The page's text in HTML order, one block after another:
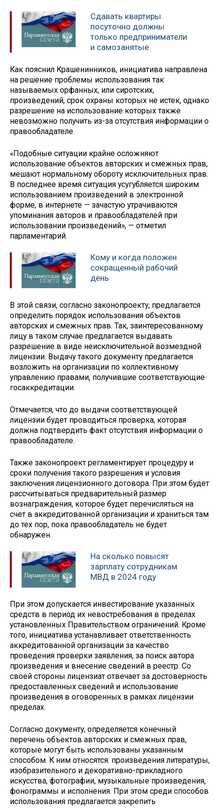
Сдавать квартиры
посуточно должны
только предприниматели
и самозанятые
Как пояснил Крашенинников, инициатива направлена
на решение проблемы использования так
называемых орфанных, или сиротских,
произведений, срок охраны которых не истек, однако
разрешение на использование которых также
невозможно получить из-за отсутствия информации о
правообладателе.
«Подобные ситуации крайне осложняют
использование объектов авторских и смежных прав,
мешают нормальному обороту исключительных прав.
В последнее время ситуация усугубляется широким
использованием произведений в электронной
форме, в интернете — зачастую утрачиваются
упоминания авторов и правообладателей при
использовании произведений», — отметил
парламентарий.
Кому и когда положен
сокращенный рабочий
день
В этой связи, согласно законопроекту, предлагается
определить порядок использования объектов
авторских и смежных прав. Так, заинтересованному
лицу в таком случае предлагается выдавать
разрешение в виде неисключительной возмездной
лицензии. Выдачу такого документу предлагается
возложить на организации по коллективному
управлению правами, получившие соответствующие
госаккредитации.
Отмечается, что до выдачи соответствующей
лицензии будет проводиться проверка, которая
должна подтвердить факт отсутствия информации о
правообладателе.
Также законопроект регламентирует процедуру и
сроки получения такого разрешения и условия
заключения лицензионного договора. При этом будет
рассчитываться предварительный размер
вознаграждения, которое будет перечисляться на
счет в аккредитованной организации и храниться там
до тех пор, пока правообладатель не будет
обнаружен.
На сколько повысят
зарплату сотрудникам
МВД в 2024 году
При этом допускается инвестирование указанных
средств в период их невостребования в пределах
установленных Правительством ограничений. Кроме
того, инициатива устанавливает ответственность
аккредитованной организации за качество
проведения проверки заявления, за поиск автора
произведения и внесение сведений в реестр. Со
своей стороны лицензиат отвечает за достоверность
предоставленных сведений и использование
произведения в оговоренных в рамках лицензии
пределах.
Согласно документу, определяется конечный
перечень объектов авторских и смежных прав,
которые могут быть использованы указанным
способом. К ним относятся: произведения литературы,
изобразительного и декоративно-прикладного
искусства, фотографии, музыкальные произведения,
фонограммы и исполнения. При этом среди способов
использования предлагается закрепить